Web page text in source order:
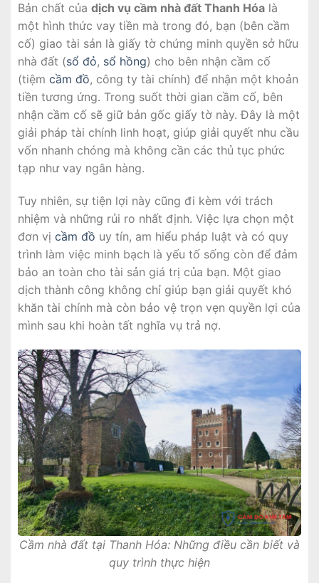
Bản chất của dịch vụ cầm nhà đất Thanh Hóa là
một hình thức vay tiền mà trong đó, bạn (bên cầm
cố) giao tài sản là giấy tờ chứng minh quyền sở hữu
nhà đất (sổ đỏ, sổ hồng) cho bên nhận cầm cố
(tiệm cầm đồ, công ty tài chính) để nhận một khoản
tiền tương ứng. Trong suốt thời gian cầm cố, bên
nhận cầm cố sẽ giữ bản gốc giấy tờ này. Đây là một
giải pháp tài chính linh hoạt, giúp giải quyết nhu cầu
vốn nhanh chóng mà không cần các thủ tục phức
tạp như vay ngân hàng.
Tuy nhiên, sự tiện lợi này cũng đi kèm với trách
nhiệm và những rủi ro nhất định. Việc lựa chọn một
đơn vị cầm đồ uy tín, am hiểu pháp luật và có quy
trình làm việc minh bạch là yếu tố sống còn để đảm
bảo an toàn cho tài sản giá trị của bạn. Một giao
dịch thành công không chỉ giúp bạn giải quyết khó
khăn tài chính mà còn bảo vệ trọn vẹn quyền lợi của
mình sau khi hoàn tất nghĩa vụ trả nợ.
Cầm nhà đất tại Thanh Hóa: Những điều cần biết và
quy trình thực hiện